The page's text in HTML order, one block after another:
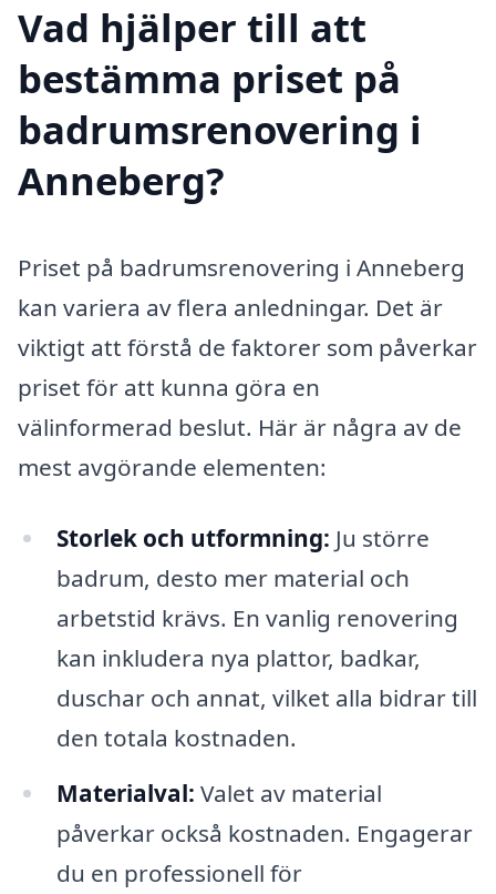
Vad hjälper till att
bestämma priset på
badrumsrenovering i
Anneberg?
Priset på badrumsrenovering i Anneberg
kan variera av flera anledningar. Det är
viktigt att förstå de faktorer som påverkar
priset för att kunna göra en
välinformerad beslut. Här är några av de
mest avgörande elementen:
Storlek och utformning: Ju större
badrum, desto mer material och
arbetstid krävs. En vanlig renovering
kan inkludera nya plattor, badkar,
duschar och annat, vilket alla bidrar till
den totala kostnaden.
Materialval: Valet av material
påverkar också kostnaden. Engagerar
du en professionell för